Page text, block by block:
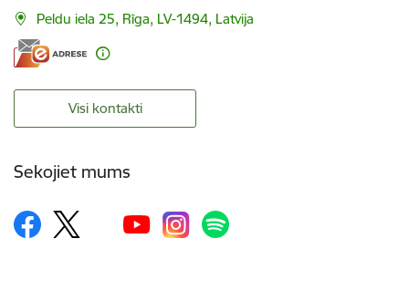
Peldu iela 25, Rīga, LV-1494, Latvija
Visi kontakti
Sekojiet mums